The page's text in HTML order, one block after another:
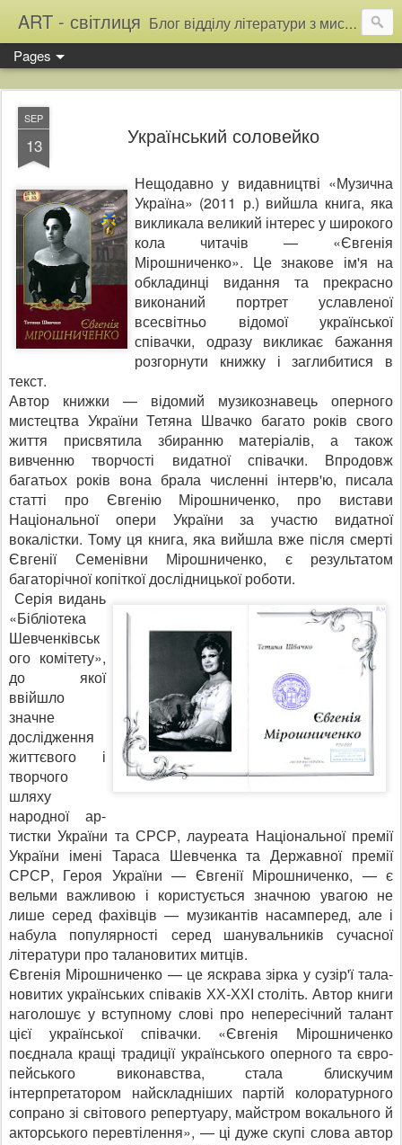
ART - світлиця Блог відділу літератури з мистецтва Тернопільської обласної універсальної наукової бібліотеки
Pages
SEP
13 Український соловейко
Нещодавно у видавництві «Музична
Україна» (2011 р.) вийшла книга, яка
викликала ве­ликий інтерес у широкого
кола читачів — «Євгенія
Мірошниченко». Це знакове ім'я на
обк­ладинці видання та прекрасно
виконаний портрет уславленої
всесвітньо відомої української
співачки, одразу викликає бажання
розгорнути книжку і заглибитися в
текст.
Автор книжки — відомий музикознавець оперного
мистецтва України Тетяна Швачко бага­то років свого
життя присвятила збиранню матеріалів, а також
вивченню творчості видатної співачки. Впродовж
багатьох років вона брала численні інтерв'ю, писала
статті про Євгенію Мірошниченко, про вистави
Національної опери України за участю видатної
вокалістки. То­му ця книга, яка вийшла вже після смерті
Євгенії Семенівни Мірошниченко, є результатом
багаторічної копіткої дослідницької роботи.
Серія видань
«Бібліотека
Шевченківськ
ого комі­тету»,
до якої
ввійшло
значне
дослідження
життєвого і
творчого
шляху
народної ар­
тистки України та СРСР, лау­реата Національної премії
України імені Тараса Шев­ченка та Державної премії
СРСР, Героя України — Євге­нії Мірошниченко, — є
вельми важливою і користується значною увагою не
лише се­ред фахівців — музикантів на­самперед, але і
набула попу­лярності серед шанувальни­ків сучасної
літератури про талановитих митців.
Євгенія Мірошниченко — це яскрава зірка у сузір'ї тала­
новитих українських співаків ХХ-ХХІ століть. Автор кни­ги
наголошує у вступному слові про непересічний та­лант
цієї української співач­ки. «Євгенія Мірошниченко
поєднала кращі традиції ук­раїнського оперного та євро­
пейського виконавства, стала блискучим
інтерпретатором найскладніших партій коло­ратурного
сопрано зі світово­го репертуару, майстром во­кального й
акторського пе­ревтілення», — ці дуже скупі слова автор